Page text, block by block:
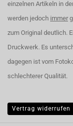
einzelnen Artikeln in
werden jedoch immer
zum Original deutlich.
Druckwerk. Es
dagegen ist vom
schlechterer Qualität.
Vertrag widerrufen